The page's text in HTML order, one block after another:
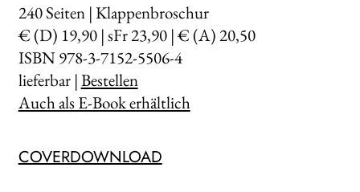
240Seiten | Klappenbroschur
€ (D) 19,90 | sFr 23,90 | € (A) 20,50
ISBN 978-3-7152-5506-4
lieferbar |Bestellen
Auch als E-Book erhältlich
COVERDOWNLOAD